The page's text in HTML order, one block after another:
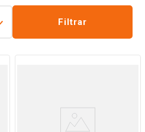
Filtrar